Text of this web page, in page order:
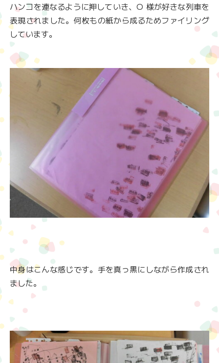
ハンコを連なるように押していき、O 様が好きな列車を
表現されました。何枚もの紙から成るためファイリング
しています。
中身はこんな感じです。手を真っ黒にしながら作成され
ました。